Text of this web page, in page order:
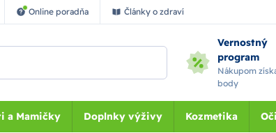
Online poradňa Články o zdraví
Vernostný
program
Nákupom
body
a Mamičky Doplnky výživy Kozmetika